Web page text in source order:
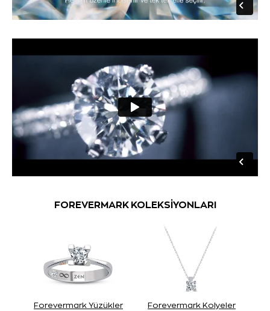
FOREVERMARK KOLEKSİYONLARI
Forevermark Yüzükler Forevermark Kolyeler